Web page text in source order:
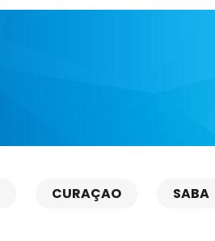
CURAÇAO SABA